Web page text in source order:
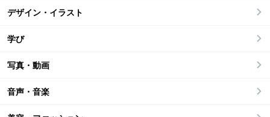
デザイン・イラスト
学び
写真・動画
音声・音楽